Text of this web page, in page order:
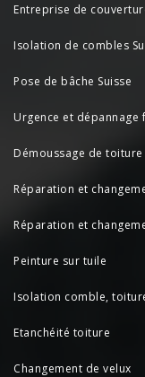
Entreprise de
Isolation de combles
Pose de bâche Suisse
Urgence et dépannage
Démoussage de toiture
Réparation et
Réparation et
Peinture sur tuile
Isolation comble,
Etanchéité toiture
Changement de velux